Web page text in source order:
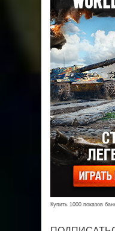
Купить 1000 показов